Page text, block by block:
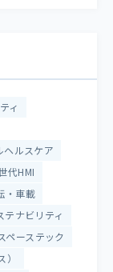
ィ
ヘルスケア
代HMI
・車載
テナビリティ
ペーステック